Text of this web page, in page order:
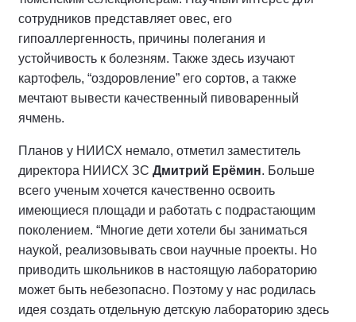
сотрудников представляет овес, его
гипоаллергенность, причины полегания и
устойчивость к болезням. Также здесь изучают
картофель, “оздоровление” его сортов, а также
мечтают вывести качественный пивоваренный
ячмень.
Планов у НИИСХ немало, отметил заместитель
директора НИИСХ ЗС Дмитрий Ерёмин. Больше
всего ученым хочется качественно освоить
имеющиеся площади и работать с подрастающим
поколением. “Многие дети хотели бы заниматься
наукой, реализовывать свои научные проекты. Но
приводить школьников в настоящую лабораторию
может быть небезопасно. Поэтому у нас родилась
идея создать отдельную детскую лабораторию здесь